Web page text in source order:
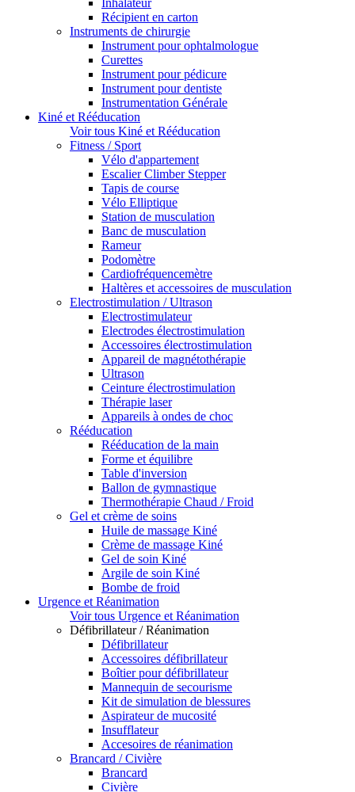
Inhalateur
Récipient en carton
Instruments de chirurgie
Instrument pour ophtalmologue
Curettes
Instrument pour pédicure
Instrument pour dentiste
Instrumentation Générale
Kiné et Rééducation
Voir tous Kiné et Rééducation
Fitness / Sport
Vélo d'appartement
Escalier Climber Stepper
Tapis de course
Vélo Elliptique
Station de musculation
Banc de musculation
Rameur
Podomètre
Cardiofréquencemètre
Haltères et accessoires de musculation
Electrostimulation / Ultrason
Electrostimulateur
Electrodes électrostimulation
Accessoires électrostimulation
Appareil de magnétothérapie
Ultrason
Ceinture électrostimulation
Thérapie laser
Appareils à ondes de choc
Rééducation
Rééducation de la main
Forme et équilibre
Table d'inversion
Ballon de gymnastique
Thermothérapie Chaud / Froid
Gel et crème de soins
Huile de massage Kiné
Crème de massage Kiné
Gel de soin Kiné
Argile de soin Kiné
Bombe de froid
Urgence et Réanimation
Voir tous Urgence et Réanimation
Défibrillateur / Réanimation
Défibrillateur
Accessoires défibrillateur
Boîtier pour défibrillateur
Mannequin de secourisme
Kit de simulation de blessures
Aspirateur de mucosité
Insufflateur
Accesoires de réanimation
Brancard / Civière
Brancard
Civière